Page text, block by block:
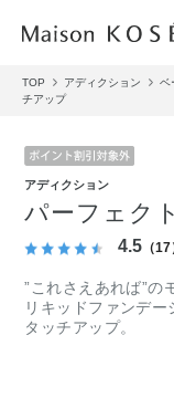
TOP アディクション ベ
チアップ
アディクション
パーフェク
4.5 （17
”これさえあれば”の
リキッドファンデ
タッチアップ。